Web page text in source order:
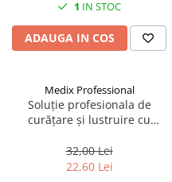
Figurine si decoratiuni Craciun
Instalatii de Craciun
Lumanari si candele
1 IN STOC
ADAUGA IN COS
Medix Professional
Soluție profesionala de
curățare și lustruire cu
suprafețe netede si sticlă 800
ml cu miros de liliac, Medix
32,00 Lei
22,60 Lei